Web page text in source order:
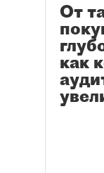
От
как